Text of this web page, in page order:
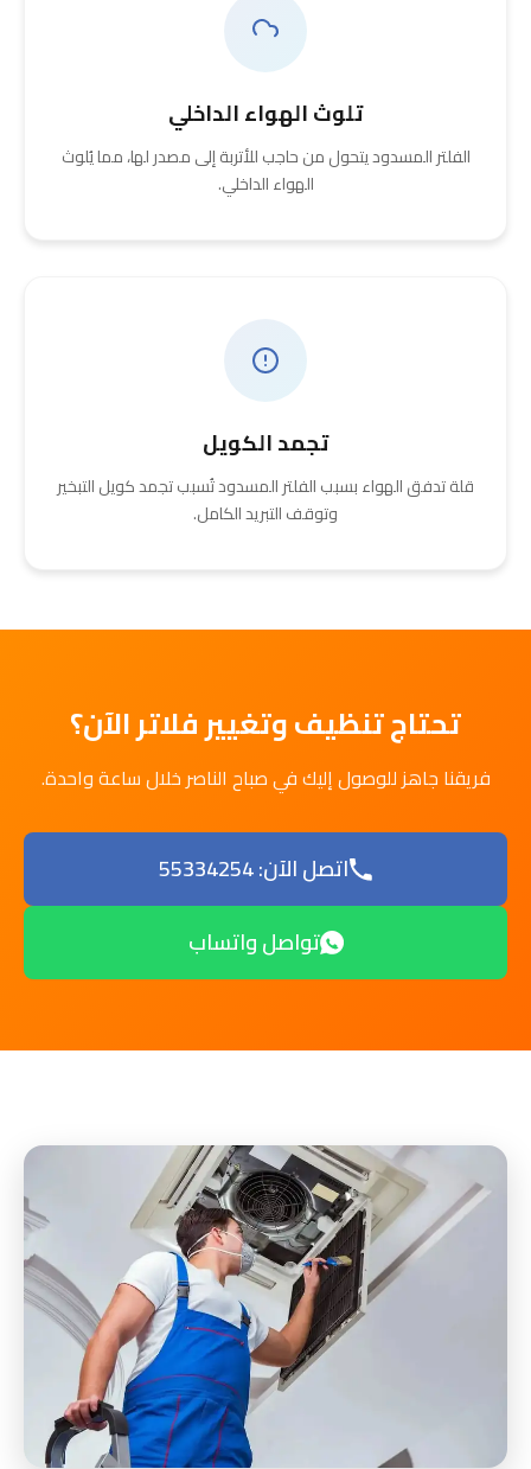
تلوث الهواء الداخلي
الفلتر المسدود يتحول من حاجب للأتربة إلى مصدر لها، مما يُلوث
الهواء الداخلي.
تجمد الكويل
قلة تدفق الهواء بسبب الفلتر المسدود تُسبب تجمد كويل التبخير
وتوقف التبريد الكامل.
تحتاج تنظيف وتغيير فلاتر الآن؟
فريقنا جاهز للوصول إليك في صباح الناصر خلال ساعة واحدة.
اتصل الآن: 55334254
تواصل واتساب